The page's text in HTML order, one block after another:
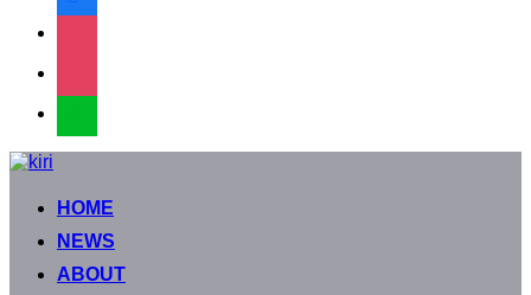
instagram
line
コ
HOME
NEWS
ABOUT